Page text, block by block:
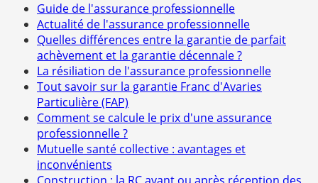
Guide de l'assurance professionnelle
Actualité de l'assurance professionnelle
Quelles différences entre la garantie de parfait
achèvement et la garantie décennale ?
La résiliation de l'assurance professionnelle
Tout savoir sur la garantie Franc d'Avaries
Particulière (FAP)
Comment se calcule le prix d'une assurance
professionnelle ?
Mutuelle santé collective : avantages et
inconvénients